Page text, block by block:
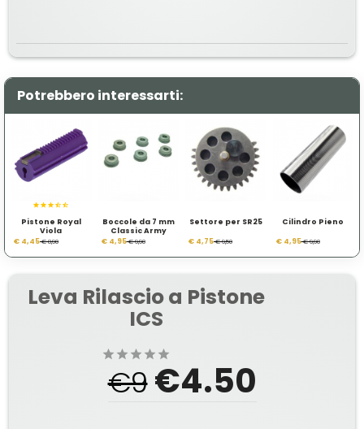
Potrebbero interessarti:
Pistone Royal
Viola
€ 4,45€ 8,90
Boccole da 7 mm
Classic Army
€ 4,95€ 9,90
Settore per SR25
€ 4,75€ 9,50
Cilindro Pieno
€ 4,95€ 9,90
Leva Rilascio a Pistone
ICS
€9€4.50